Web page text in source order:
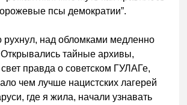
псы демократии”.
над обломками медленно
тайные архивы,
правда о советском ГУЛАГе,
чем лучше нацистских лагерей
где я жила, начали узнавать